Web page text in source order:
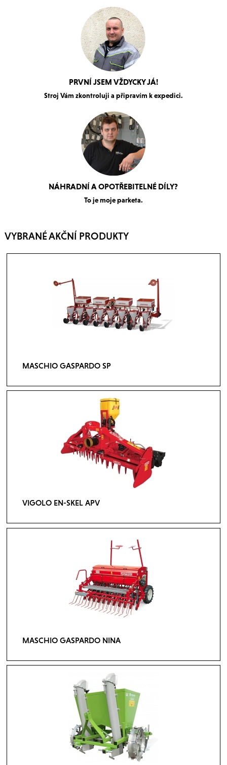
PRVNÍ JSEM VŽDYCKY JÁ!
Stroj Vám zkontroluji a připravím k expedici.
NÁHRADNÍ A OPOTŘEBITELNÉ DÍLY?
To je moje parketa.
VYBRANÉ AKČNÍ PRODUKTY
MASCHIO GASPARDO SP
VIGOLO EN-SKEL APV
MASCHIO GASPARDO NINA